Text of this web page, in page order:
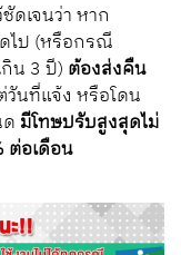
ดเจนว่า หาก
ไป (หรือกรณี
น 3 ปี) ต้องส่งคืน
นที่แจ้ง หรือโดน
มีโทษปรับสูงสุดไม่
ต่อเดือน